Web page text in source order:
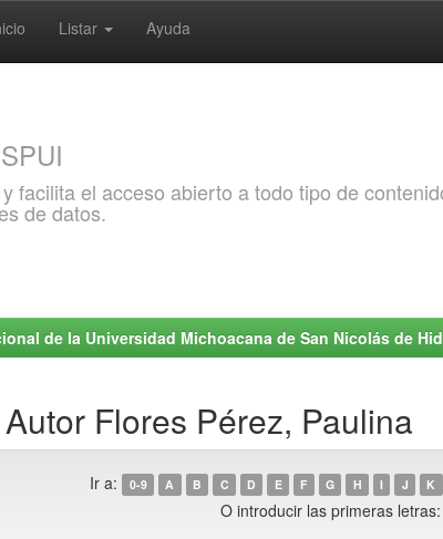
Listar Ayuda
facilita el acceso abierto a todo tipo de
de datos.
de la Universidad Michoacana de San Nicolás de
Flores Pérez, Paulina
Ir a: 0-9 A B C D E F G H I J K
O introducir las primeras letras: